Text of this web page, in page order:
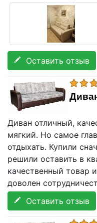
Оставить отзыв
Диван отличный,
мягкий. Но самое
отдыхать. Купили
решили оставить в
качественный товар
доволен
Оставить отзыв